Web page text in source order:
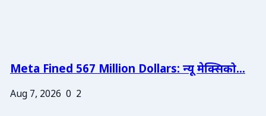
Meta Fined 567 Million Dollars: न्यू मेक्सिको...
Aug 7, 2026 0 2